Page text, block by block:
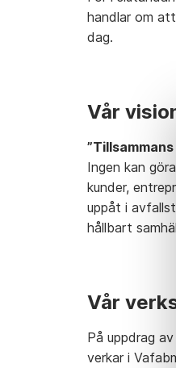
handlar om
dag.
Vår
Ingen kan
kunder,
uppåt i
hållbart
Vår
På uppdrag
verkar i